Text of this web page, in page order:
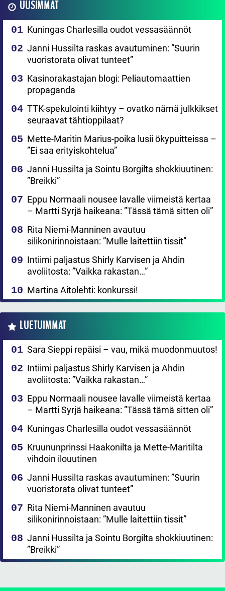
UUSIMMAT
Kuningas Charlesilla oudot vessasäännöt
Janni Hussilta raskas avautuminen: ”Suurin
vuoristorata olivat tunteet”
Kasinorakastajan blogi: Peliautomaattien
propaganda
TTK-spekulointi kiihtyy – ovatko nämä julkkikset
seuraavat tähtioppilaat?
Mette-Maritin Marius-poika lusii ökypuitteissa –
”Ei saa erityiskohtelua”
Janni Hussilta ja Sointu Borgilta shokkiuutinen:
”Breikki”
Eppu Normaali nousee lavalle viimeistä kertaa
– Martti Syrjä haikeana: ”Tässä tämä sitten oli”
Rita Niemi-Manninen avautuu
silikonirinnoistaan: ”Mulle laitettiin tissit”
Intiimi paljastus Shirly Karvisen ja Ahdin
avoliitosta: ”Vaikka rakastan…”
Martina Aitolehti: konkurssi!
LUETUIMMAT
Sara Sieppi repäisi – vau, mikä muodonmuutos!
Intiimi paljastus Shirly Karvisen ja Ahdin
avoliitosta: ”Vaikka rakastan…”
Eppu Normaali nousee lavalle viimeistä kertaa
– Martti Syrjä haikeana: ”Tässä tämä sitten oli”
Kuningas Charlesilla oudot vessasäännöt
Kruununprinssi Haakonilta ja Mette-Maritilta
vihdoin ilouutinen
Janni Hussilta raskas avautuminen: ”Suurin
vuoristorata olivat tunteet”
Rita Niemi-Manninen avautuu
silikonirinnoistaan: ”Mulle laitettiin tissit”
Janni Hussilta ja Sointu Borgilta shokkiuutinen:
”Breikki”